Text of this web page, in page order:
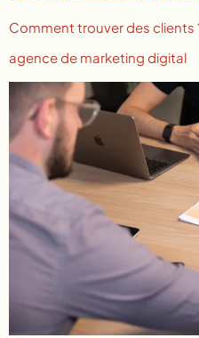
Comment trouver des clients
agence de marketing digital